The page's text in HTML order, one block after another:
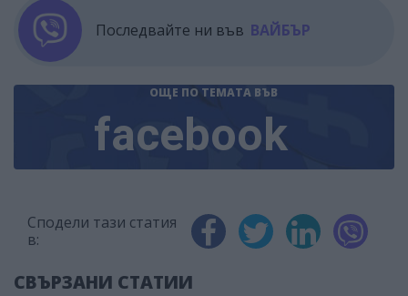
Последвайте ни във ВАЙБЪР
ОЩЕ ПО ТЕМАТА ВЪВ
facebook
Сподели тази статия
в:
СВЪРЗАНИ СТАТИИ